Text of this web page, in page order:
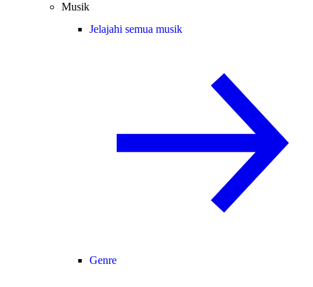
Musik
Jelajahi semua musik
Genre